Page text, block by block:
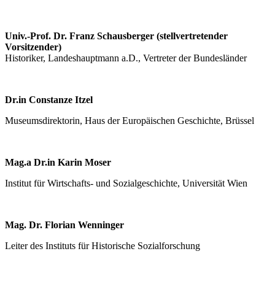
Univ.-Prof. Dr. Franz Schausberger (stellvertretender
Vorsitzender)
Historiker, Landeshauptmann a.D., Vertreter der Bundesländer
Dr.in Constanze Itzel
Museumsdirektorin, Haus der Europäischen Geschichte, Brüssel
Mag.a Dr.in Karin Moser
Institut für Wirtschafts- und Sozialgeschichte, Universität Wien
Mag. Dr. Florian Wenninger
Leiter des Instituts für Historische Sozialforschung